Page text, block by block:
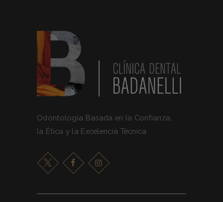
Odontología Basada en la Confianza,
la Ética y la Excelencia Técnica